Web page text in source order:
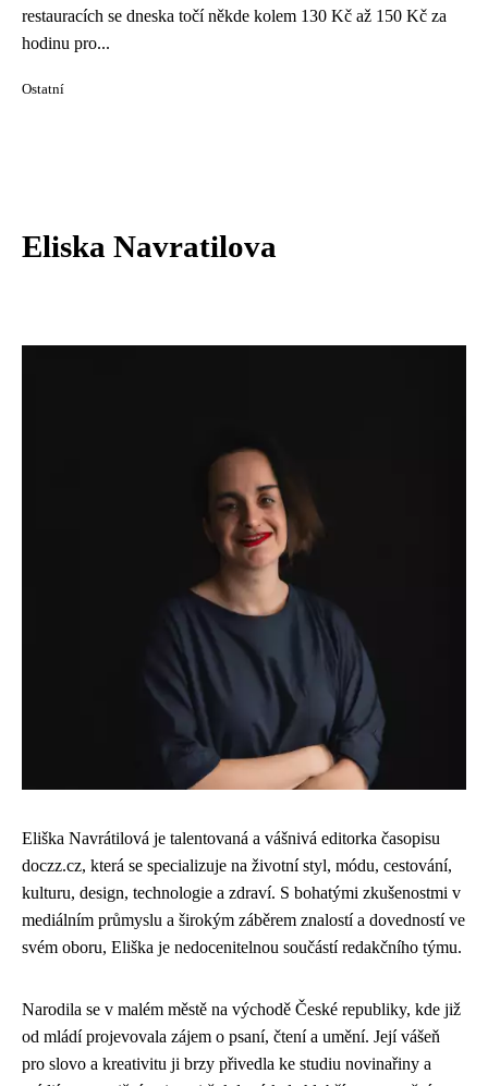
restauracích se dneska točí někde kolem 130 Kč až 150 Kč za
hodinu pro...
Ostatní
Eliska Navratilova
Eliška Navrátilová je talentovaná a vášnivá editorka časopisu
doczz.cz, která se specializuje na životní styl, módu, cestování,
kulturu, design, technologie a zdraví. S bohatými zkušenostmi v
mediálním průmyslu a širokým záběrem znalostí a dovedností ve
svém oboru, Eliška je nedocenitelnou součástí redakčního týmu.
Narodila se v malém městě na východě České republiky, kde již
od mládí projevovala zájem o psaní, čtení a umění. Její vášeň
pro slovo a kreativitu ji brzy přivedla ke studiu novinařiny a